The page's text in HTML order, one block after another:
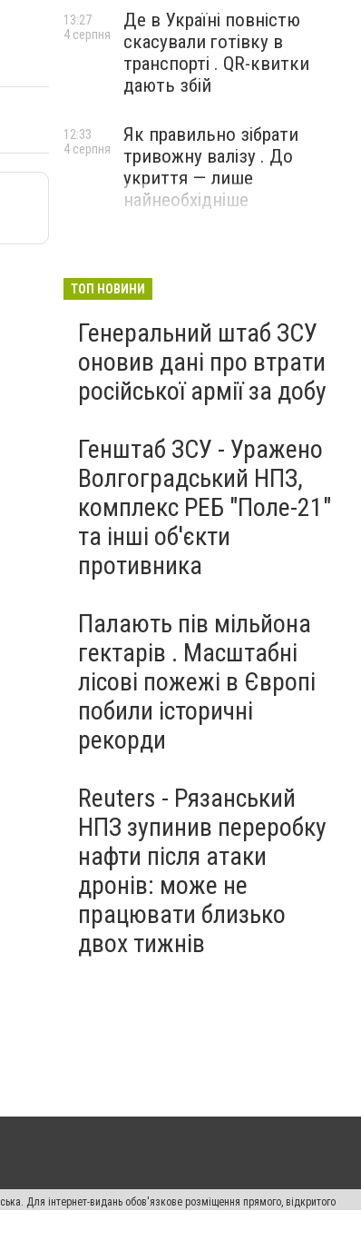
Де в Україні повністю
скасували готівку в
транспорті . QR-квитки
дають збій
13:27
4 серпня
Як правильно зібрати
тривожну валізу . До
укриття — лише
найнеобхідніше
12:33
4 серпня
ТОП НОВИНИ
Генеральний штаб ЗСУ
оновив дані про втрати
російської армії за добу
Генштаб ЗСУ - Уражено
Волгоградський НПЗ,
комплекс РЕБ "Поле-21"
та інші об'єкти
противника
Палають пів мільйона
гектарів . Масштабні
лісові пожежі в Європі
побили історичні
рекорди
Reuters - Рязанський
НПЗ зупинив переробку
нафти після атаки
дронів: може не
працювати близько
двох тижнів
Для інтернет-видань обов'язкове розміщення прямого, відкритого